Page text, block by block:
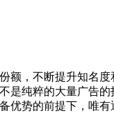
额，不断提升知名
是纯粹的大量广告
优势的前提下，唯